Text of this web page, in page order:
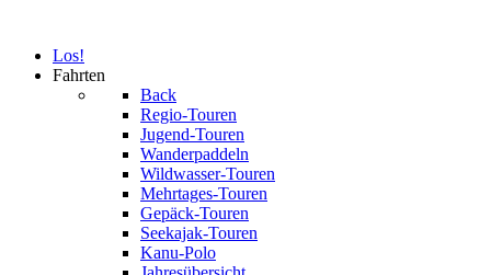
Los!
Fahrten
Back
Regio-Touren
Jugend-Touren
Wanderpaddeln
Wildwasser-Touren
Mehrtages-Touren
Gepäck-Touren
Seekajak-Touren
Kanu-Polo